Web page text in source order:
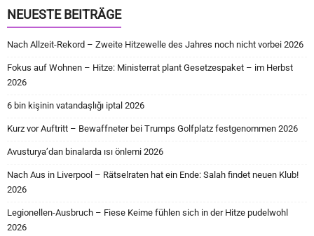
NEUESTE BEITRÄGE
Nach Allzeit-Rekord – Zweite Hitzewelle des Jahres noch nicht vorbei 2026
Fokus auf Wohnen – Hitze: Ministerrat plant Gesetzespaket – im Herbst
2026
6 bin kişinin vatandaşlığı iptal 2026
Kurz vor Auftritt – Bewaffneter bei Trumps Golfplatz festgenommen 2026
Avusturya’dan binalarda ısı önlemi 2026
Nach Aus in Liverpool – Rätselraten hat ein Ende: Salah findet neuen Klub!
2026
Legionellen-Ausbruch – Fiese Keime fühlen sich in der Hitze pudelwohl
2026